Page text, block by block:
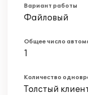
Вариант работы
Файловый
Общее число
1
Количество
Толстый